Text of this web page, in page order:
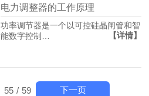
电力调整器的工作原理
功率调节器是一个以可控硅晶闸管和智
能数字控制…
【详情】
55 / 59 下一页